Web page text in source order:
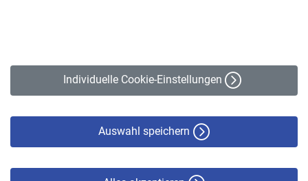
Individuelle Cookie-Einstellungen
Auswahl speichern
Erklärung zur Barrierefreiheit